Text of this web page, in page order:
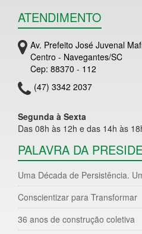
ATENDIMENTO
Av. Prefeito José Juvenal
Centro - Navegantes/SC
Cep: 88370 - 112
(47) 3342 2037
Segunda à Sexta
Das 08h às 12h e das 14h às
PALAVRA DA
Uma Década de Persistência.
Conscientizar para Transformar
36 anos de construção coletiva